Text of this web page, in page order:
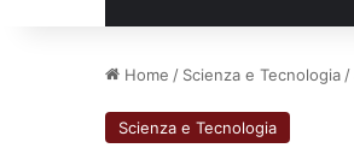
Home / Scienza e Tecnologia /
Scienza e Tecnologia